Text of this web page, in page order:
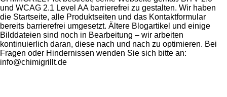
und WCAG 2.1 Level AA barrierefrei zu gestalten. Wir haben
die Startseite, alle Produktseiten und das Kontaktformular
bereits barrierefrei umgesetzt. Ältere Blogartikel und einige
Bilddateien sind noch in Bearbeitung – wir arbeiten
kontinuierlich daran, diese nach und nach zu optimieren. Bei
Fragen oder Hindernissen wenden Sie sich bitte an:
info@chimigrillt.de